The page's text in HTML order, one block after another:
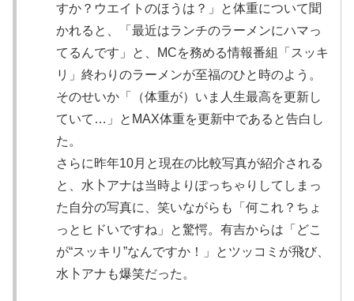
すか？ウエイトのほうは？」と体重について聞
かれると、「最近はランチのラーメンにハマっ
てるんです」と、MCを務める情報番組「スッキ
リ」終わりのラーメンが至福のひと時のよう。
そのせいか「
（体重が）いま人生最高を更新し
ていて… 」とMAX体重を更新中であると告白し
た。
さらに昨年10月と現在の比較写真が紹介される
と、水卜アナは当時よりぽっちゃりしてしまっ
た自分の写真に、笑いながらも「何これ？ちょ
っとヒドいですね」と驚愕。有吉からは「どこ
が“スッキリ”なんですか！」とツッコミが飛び、
水卜アナも爆笑だった。